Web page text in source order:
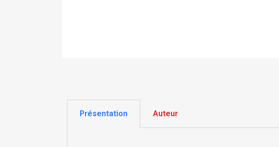
Présentation Auteur